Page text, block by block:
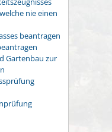
nie einen
beantragen
Gartenbau zur